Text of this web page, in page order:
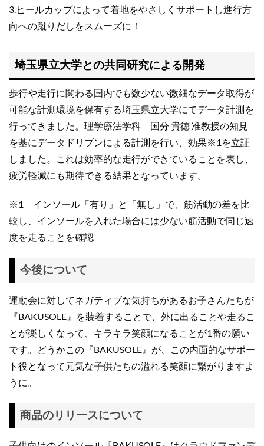
3.ヒールカップによって着地をやさしくサポートし進行方
向への蹴りだしをスムーズに！
埼玉県立大学との共同研究による開発
歩行や走行に関わる国内でも数少ない微細なデータ取得が
可能な計測環境を保有する埼玉県立大学にてデータ計測を
行ってきました。理学療法学科 国分 貴徳 准教授の知見
を基にデータドリブンによる計測を行い、効果※1を立証
しました。これは効率的な走行ができていることを表し、
疲労軽減にも期待できる結果となっています。
※1 インソール「有り」と「無し」で、筋活動の差を比
較し、インソールを入れた場合には少ない筋活動で同じ速
度を走ることを確認
今後について
運動会に対してネガティブな気持ちがあるお子さんたちが
『BAKUSOLE』を装着することで、外に出ることや走るこ
とが楽しくなって、キラキラ笑顔になることが1番の願い
です。どうかこの『BAKUSOLE』が、この内面的なサポー
ト役となって元気な子供たちの溢れる笑顔に繋がりますよ
うに。
商品のリリースについて